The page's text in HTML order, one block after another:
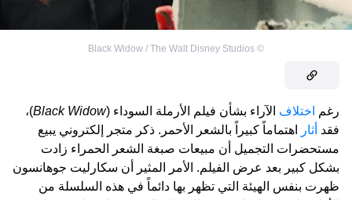
©
Black Widow / The Walt Disney Studios
رغم اختلاف الآراء بشأن فيلم الأرملة السوداء (Black Widow)،
فقد أثار
اهتماماً كبيراً بالشعر الأحمر. ذكر متجر إلكتروني يبيع
مستحضرات التجميل أن مبيعات صبغة الشعر الحمراء زادت
بشكل كبير بعد عرض الفيلم. الأمر المثير أن سكارليت جوهانسون
ظهرت بنفس الهيئة التي تظهر بها دائماً في هذه السلسلة من